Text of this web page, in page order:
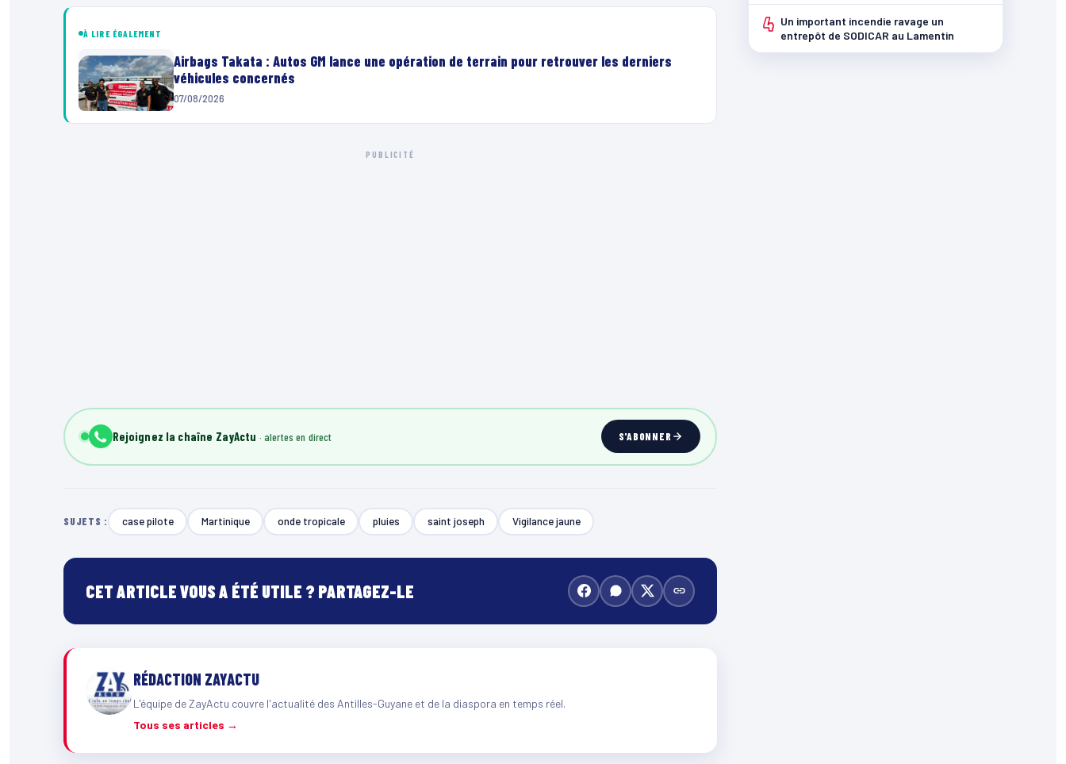
vidéo
À LIRE ÉGALEMENT
Airbags Takata : Autos GM lance une opération de terrain pour retrouver les derniers
véhicules concernés
07/08/2026
PUBLICITÉ
Rejoignez la chaîne ZayActu S'ABONNER
SUJETS : case pilote Martinique onde tropicale pluies saint joseph Vigilance jaune
CET ARTICLE VOUS A ÉTÉ UTILE ? PARTAGEZ-LE
RÉDACTION ZAYACTU
L'équipe de ZayActu couvre l'actualité des Antilles-Guyane et de la diaspora en temps réel.
Tous ses articles →
4 Un important incendie ravage un
entrepôt de SODICAR au Lamentin